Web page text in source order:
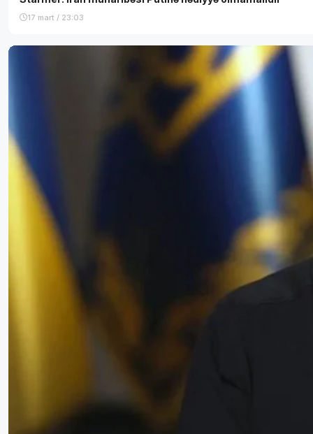
17 mart / 23:03